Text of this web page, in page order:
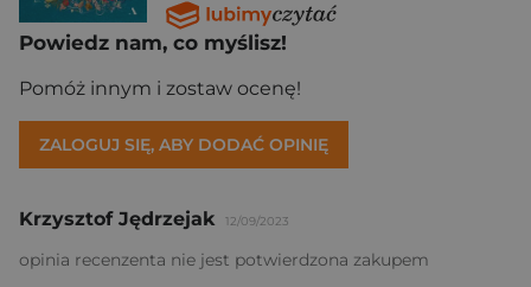
Powiedz nam, co myślisz!
Pomóż innym i zostaw ocenę!
ZALOGUJ SIĘ, ABY DODAĆ OPINIĘ
Krzysztof Jędrzejak 12/09/2023
opinia recenzenta nie jest potwierdzona zakupem